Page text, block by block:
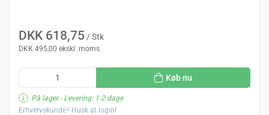
DKK 618,75 / Stk
DKK 495,00 ekskl. moms
Køb nu
På lager- Levering: 1-2 dage
Erhvervskunde? Husk at login!